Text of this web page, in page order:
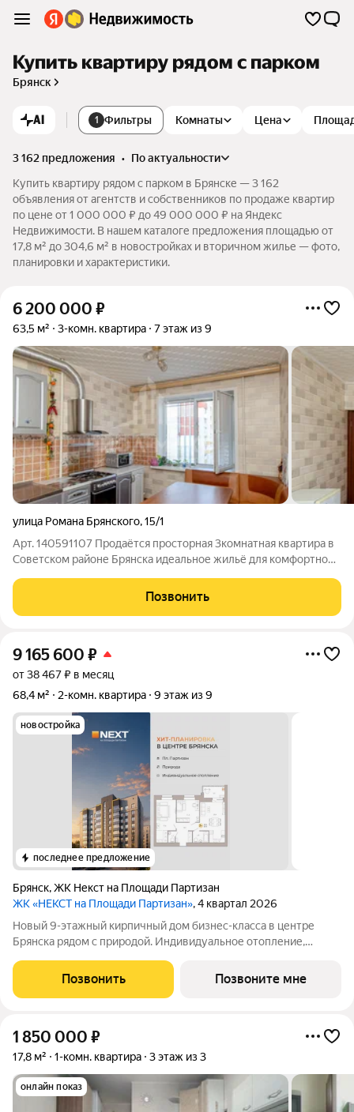
Купить квартиру рядом с парком
Брянск
AI 1 Фильтры Комнаты Цена
3 162 предложения •
по актуальности
Купить квартиру рядом с парком в Брянске — 3 162
объявления от агентств и собственников по продаже квартир
по цене от 1 000 000 ₽ до 49 000 000 ₽ на Яндекс
Недвижимости. В нашем каталоге предложения площадью от
17,8 м² до 304,6 м² в новостройках и вторичном жилье — фото,
планировки и характеристики.
6 200 000 ₽
63,5 м² 3-комн. квартира 7 этаж из 9
улица Романа Брянского,15/1
Арт. 140591107 Продаётся просторная 3комнатная квартира в
Советском районе Брянска идеальное жильё для комфортной
Брянского, 15к1. Этаж: 7 из 9 в современном доме 2010 года
постройки (застройщик
Позвонить
9 165 600 ₽
от 38 467 ₽ в месяц
68,4 м²
2-комн. квартира 9 этаж из 9
новостройка
последнее предложение
Брянск,ЖК Некст на Площади Партизан
ЖК «НЕКСТ на Площади Партизан», 4 квартал 2026
Новый 9-этажный кирпичный дом бизнес-класса в центре
Брянска рядом с природой. Индивидуальное отопление,
заcтpойщика без комиссии. Ипотека от 6% сeмeйная, IT подaём
заявки вo вce бaнки
Позвонить Позвоните мне
1 850 000 ₽
17,8 м² 1-комн. квартира 3 этаж из 3
онлайн показ